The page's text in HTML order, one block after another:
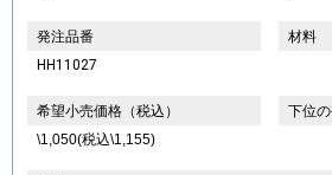
発注品番
HH11027
材料
希望小売価格（税込）
\1,050(税込\1,155)
下位